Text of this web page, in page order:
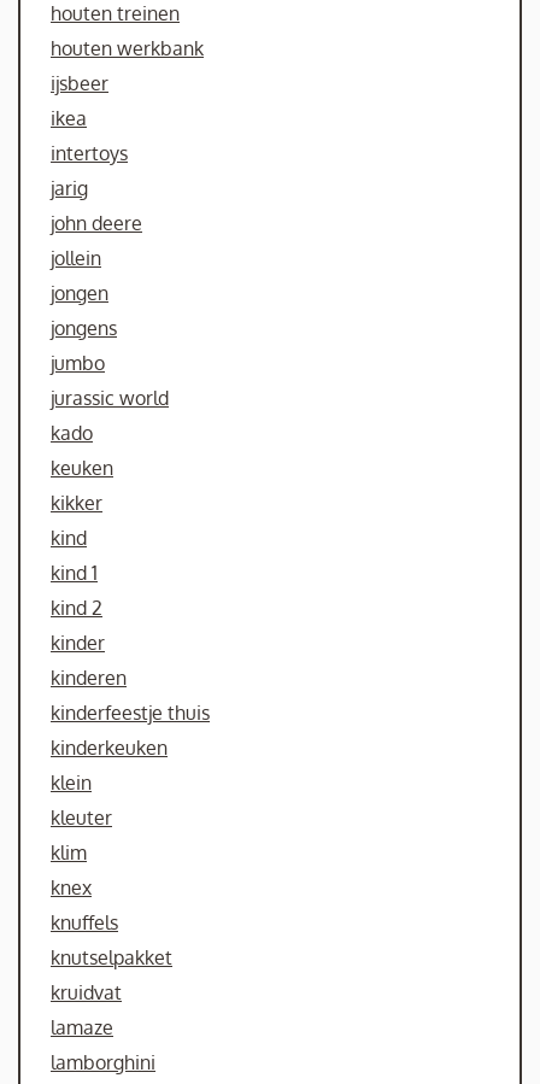
houten treinen
houten werkbank
ijsbeer
ikea
intertoys
jarig
john deere
jollein
jongen
jongens
jumbo
jurassic world
kado
keuken
kikker
kind
kind 1
kind 2
kinder
kinderen
kinderfeestje thuis
kinderkeuken
klein
kleuter
klim
knex
knuffels
knutselpakket
kruidvat
lamaze
lamborghini